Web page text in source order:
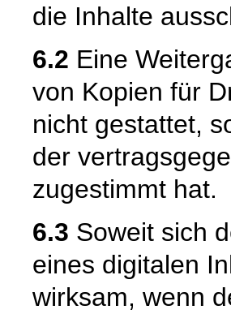
die Inhalte
6.2 Eine
von Kopien für
nicht gestattet,
der
zugestimmt hat.
6.3 Soweit sich
eines digitalen
wirksam, wenn